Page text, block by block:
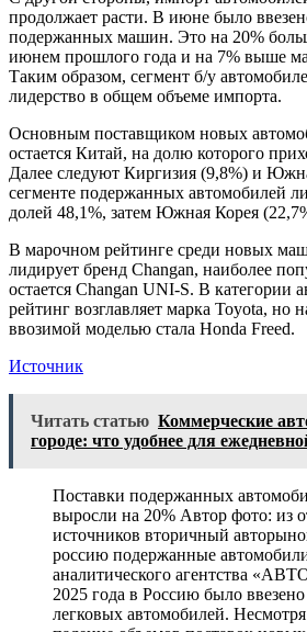
продолжает расти. В июне было
подержанных машин. Это на 20%
июнем прошлого года и на 7% выше
Таким образом, сегмент б/у
лидерство в общем объеме импорта.
Основным поставщиком новых
остается Китай, на долю которого
Далее следуют Киргизия (9,8%) и
сегменте подержанных автомобилей
долей 48,1%, затем Южная Корея
В марочном рейтинге среди новых
лидирует бренд Changan, наиболее
остается Changan UNI-S. В категории
рейтинг возглавляет марка Toyota, но
ввозимой моделью стала Honda Freed.
Источник
Читать статью Коммерческие
городе: что удобнее для
Поставки подержанных
выросли на 20% Автор фото: из
источников вторичный
россию подержанные
аналитического агентства
2025 года в Россию было
легковых автомобилей.